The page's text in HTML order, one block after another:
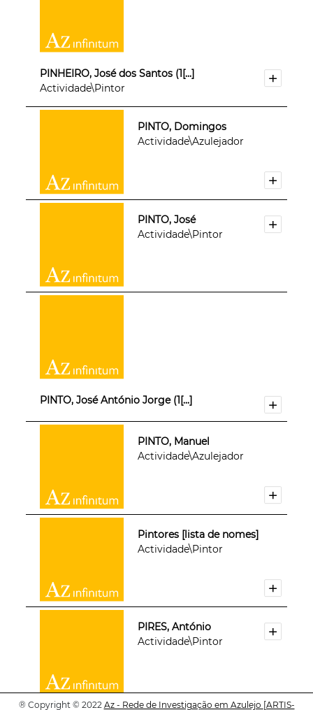
PINHEIRO, José dos Santos (1[...]
Actividade\Pintor
PINTO, Domingos
Actividade\Azulejador
PINTO, José
Actividade\Pintor
PINTO, José António Jorge (1[...]
PINTO, Manuel
Actividade\Azulejador
Pintores [lista de nomes]
Actividade\Pintor
PIRES, António
Actividade\Pintor
® Copyright © 2022 Az - Rede de Investigação em Azulejo [ARTIS-